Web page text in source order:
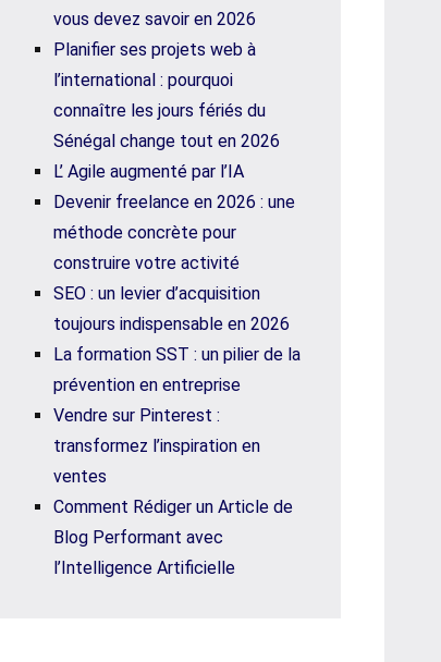
vous devez savoir en 2026
Planifier ses projets web à
l’international : pourquoi
connaître les jours fériés du
Sénégal change tout en 2026
L’ Agile augmenté par l’IA
Devenir freelance en 2026 : une
méthode concrète pour
construire votre activité
SEO : un levier d’acquisition
toujours indispensable en 2026
La formation SST : un pilier de la
prévention en entreprise
Vendre sur Pinterest :
transformez l’inspiration en
ventes
Comment Rédiger un Article de
Blog Performant avec
l’Intelligence Artificielle